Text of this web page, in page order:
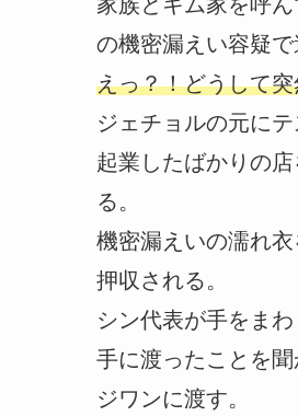
の機密漏えい容疑で
えっ？！どうして
ジェチョルの元に
起業したばかりの
る。
機密漏えいの濡れ
押収される。
シン代表が手をま
手に渡ったことを
ジワンに渡す。